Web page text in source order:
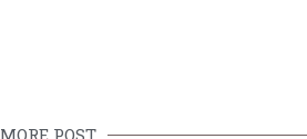
MORE POST